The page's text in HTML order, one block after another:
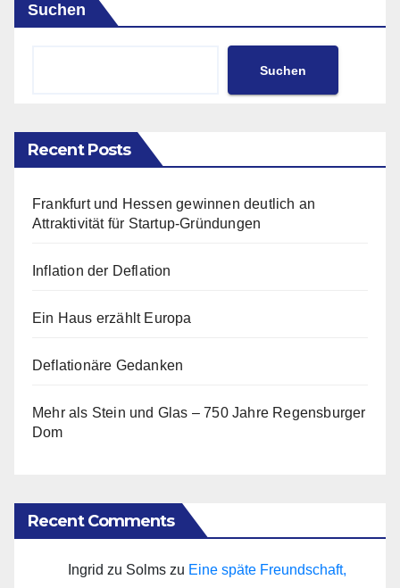
Suchen
Suchen
Recent Posts
Frankfurt und Hessen gewinnen deutlich an
Attraktivität für Startup-Gründungen
Inflation der Deflation
Ein Haus erzählt Europa
Deflationäre Gedanken
Mehr als Stein und Glas – 750 Jahre Regensburger
Dom
Recent Comments
Ingrid zu Solms zu Eine späte Freundschaft,